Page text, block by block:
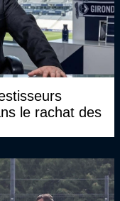
le rachat des